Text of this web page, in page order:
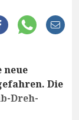
neue
Die
Dreh-